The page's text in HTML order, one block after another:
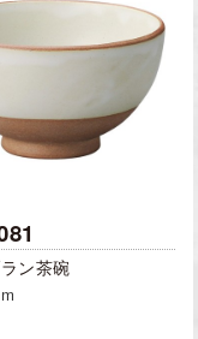
ン茶碗